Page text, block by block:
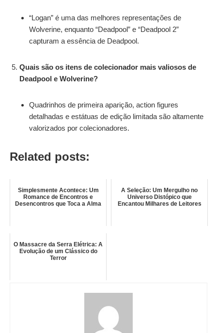
“Logan” é uma das melhores representações de
Wolverine, enquanto “Deadpool” e “Deadpool 2”
capturam a essência de Deadpool.
Quais são os itens de colecionador mais valiosos de
Deadpool e Wolverine?
Quadrinhos de primeira aparição, action figures
detalhadas e estátuas de edição limitada são altamente
valorizados por colecionadores.
Related posts:
Simplesmente Acontece: Um
Romance de Encontros e
Desencontros que Toca a Alma
A Seleção: Um Mergulho no
Universo Distópico que
Encantou Milhares de Leitores
O Massacre da Serra Elétrica: A
Evolução de um Clássico do
Terror